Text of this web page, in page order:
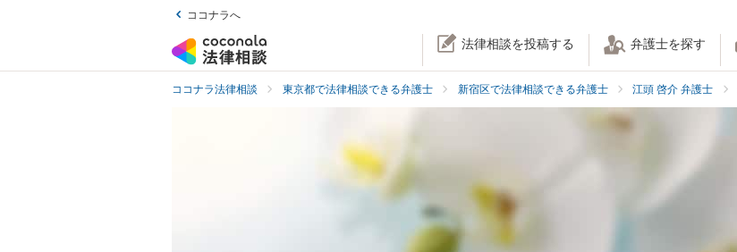
ココナラへ
法律相談を投稿する 弁護士を探す
ココナラ法律相談 東京都で法律相談できる弁護士 新宿区で法律相談できる弁護士 江頭 啓介 弁護士